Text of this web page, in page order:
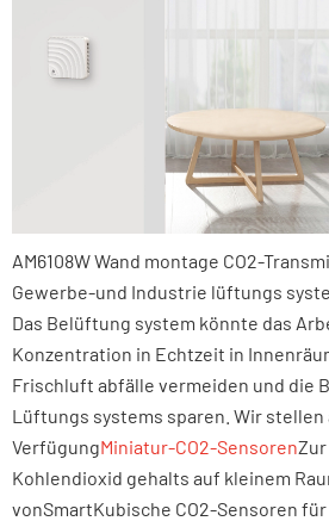
AM6108W Wand montage CO2-
Gewerbe-und Industrie lüftungs
Das Belüftung system könnte das
Konzentration in Echtzeit in
Frischluft abfälle vermeiden und die
Lüftungs systems sparen. Wir stellen
VerfügungMiniatur-CO2-Sensoren
Kohlendioxid gehalts auf kleinem
vonSmartKubische CO2-Sensoren für